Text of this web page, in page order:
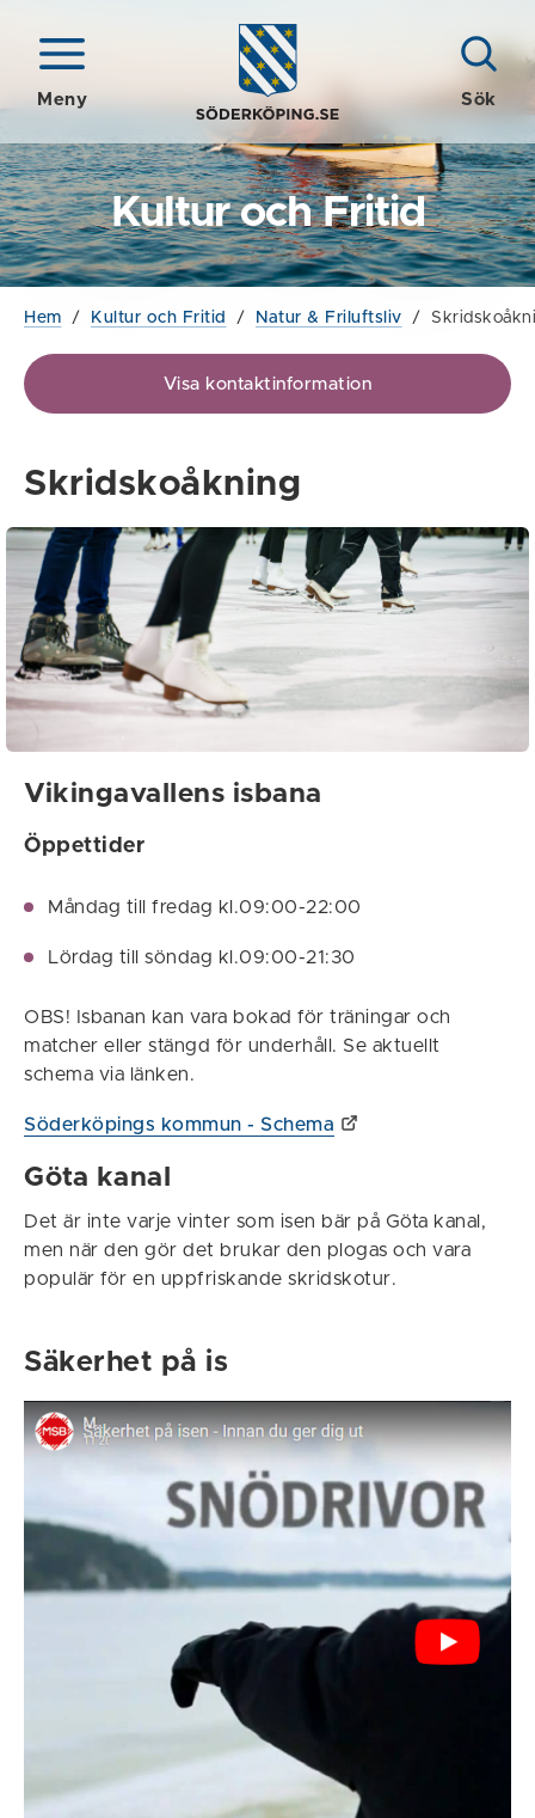
Meny Sök
Kultur och Fritid
Hem / Kultur och Fritid / Natur & Friluftsliv /
Visa kontaktinformation
Skridskoåkning
Vikingavallens isbana
Öppettider
Måndag till fredag kl.09:00-22:00
Lördag till söndag kl.09:00-21:30
OBS! Isbanan kan vara bokad för träningar och
matcher eller stängd för underhåll. Se aktuellt
schema via länken.
Söderköpings kommun - Schema
Göta kanal
Det är inte varje vinter som isen bär på Göta kanal,
men när den gör det brukar den plogas och vara
populär för en uppfriskande skridskotur.
Säkerhet på is